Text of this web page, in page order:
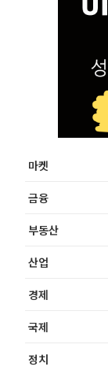
마켓
금융
부동산
산업
경제
국제
정치